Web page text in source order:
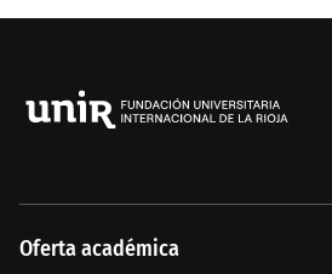
Oferta académica